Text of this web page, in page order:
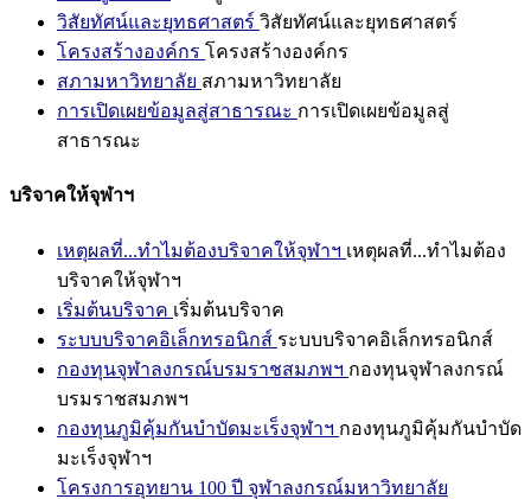
วิสัยทัศน์และยุทธศาสตร์ วิสัยทัศน์และยุทธศาสตร์
โครงสร้างองค์กร โครงสร้างองค์กร
สภามหาวิทยาลัย สภามหาวิทยาลัย
การเปิดเผยข้อมูลสู่สาธารณะ การเปิดเผยข้อมูลสู่
สาธารณะ
บริจาคให้จุฬาฯ
เหตุผลที่...ทำไมต้องบริจาคให้จุฬาฯ เหตุผลที่...ทำไมต้อง
บริจาคให้จุฬาฯ
เริ่มต้นบริจาค เริ่มต้นบริจาค
ระบบบริจาคอิเล็กทรอนิกส์ ระบบบริจาคอิเล็กทรอนิกส์
กองทุนจุฬาลงกรณ์บรมราชสมภพฯ กองทุนจุฬาลงกรณ์
บรมราชสมภพฯ
กองทุนภูมิคุ้มกันบำบัดมะเร็งจุฬาฯ กองทุนภูมิคุ้มกันบำบัด
มะเร็งจุฬาฯ
โครงการอุทยาน 100 ปี จุฬาลงกรณ์มหาวิทยาลัย